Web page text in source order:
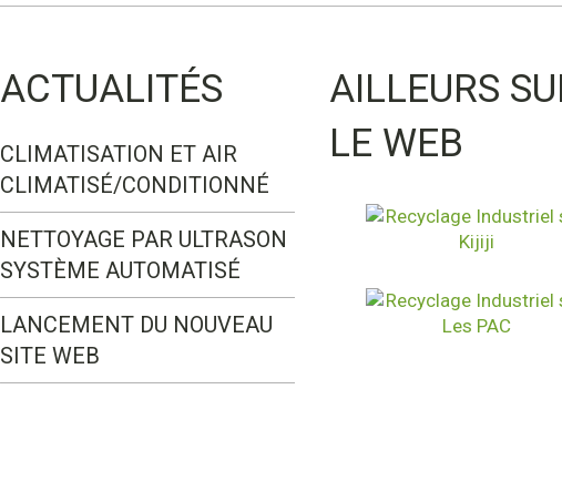
ACTUALITÉS
CLIMATISATION ET AIR
CLIMATISÉ/CONDITIONNÉ
NETTOYAGE PAR ULTRASON
SYSTÈME AUTOMATISÉ
LANCEMENT DU NOUVEAU
SITE WEB
AILLEURS
LE WEB